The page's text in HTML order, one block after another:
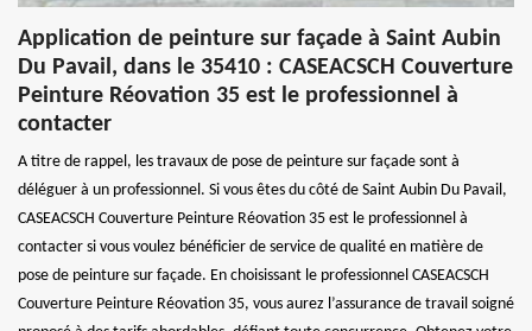
Application de peinture sur façade à Saint Aubin
Du Pavail, dans le 35410 : CASEACSCH Couverture
Peinture Réovation 35 est le professionnel à
contacter
A titre de rappel, les travaux de pose de peinture sur façade sont à
déléguer à un professionnel. Si vous êtes du côté de Saint Aubin Du Pavail,
CASEACSCH Couverture Peinture Réovation 35 est le professionnel à
contacter si vous voulez bénéficier de service de qualité en matière de
pose de peinture sur façade. En choisissant le professionnel CASEACSCH
Couverture Peinture Réovation 35, vous aurez l’assurance de travail soigné